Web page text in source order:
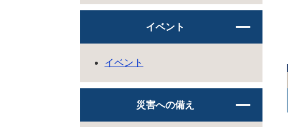
イベント
イベント
災害への備え